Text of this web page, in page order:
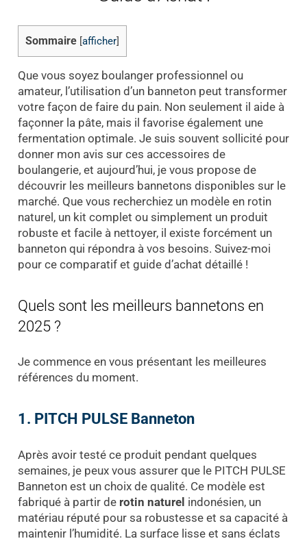
Sommaire afficher]
Que vous soyez boulanger professionnel ou
amateur, l’utilisation d’un banneton peut transformer
votre façon de faire du pain. Non seulement il aide à
façonner la pâte, mais il favorise également une
fermentation optimale. Je suis souvent sollicité pour
donner mon avis sur ces accessoires de
boulangerie, et aujourd’hui, je vous propose de
découvrir les meilleurs bannetons disponibles sur le
marché. Que vous recherchiez un modèle en rotin
naturel, un kit complet ou simplement un produit
robuste et facile à nettoyer, il existe forcément un
banneton qui répondra à vos besoins. Suivez-moi
pour ce comparatif et guide d’achat détaillé !
Quels sont les meilleurs bannetons en
2025 ?
Je commence en vous présentant les meilleures
références du moment.
1. PITCH PULSE Banneton
Après avoir testé ce produit pendant quelques
semaines, je peux vous assurer que le PITCH PULSE
Banneton est un choix de qualité. Ce modèle est
fabriqué à partir de rotin naturel indonésien, un
matériau réputé pour sa robustesse et sa capacité à
maintenir l’humidité. La surface lisse et sans éclats